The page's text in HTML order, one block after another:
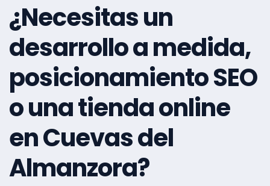
¿Necesitas un
desarrollo a medida,
posicionamiento SEO
o una tienda online
en Cuevas del
Almanzora?